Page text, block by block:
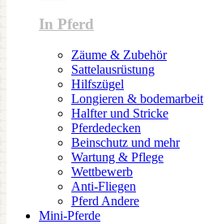
In Pferd
Zäume & Zubehör
Sattelausrüstung
Hilfszügel
Longieren & bodemarbeit
Halfter und Stricke
Pferdedecken
Beinschutz und mehr
Wartung & Pflege
Wettbewerb
Anti-Fliegen
Pferd Andere
Mini-Pferde